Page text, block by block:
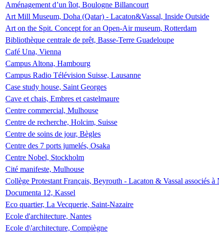
Aménagement d’un îlot, Boulogne Billancourt
Art Mill Museum, Doha (Qatar) - Lacaton&Vassal, Inside Outside
Art on the Spit. Concept for an Open-Air museum, Rotterdam
Bibliothèque centrale de prêt, Basse-Terre Guadeloupe
Café Una, Vienna
Campus Altona, Hambourg
Campus Radio Télévision Suisse, Lausanne
Case study house, Saint Georges
Cave et chais, Embres et castelmaure
Centre commercial, Mulhouse
Centre de recherche, Holcim, Suisse
Centre de soins de jour, Bègles
Centre des 7 ports jumelés, Osaka
Centre Nobel, Stockholm
Cité manifeste, Mulhouse
Collège Protestant Français, Beyrouth - Lacaton & Vassal associés
Documenta 12, Kassel
Eco quartier, La Vecquerie, Saint-Nazaire
Ecole d'architecture, Nantes
Ecole d\'architecture, Compiègne